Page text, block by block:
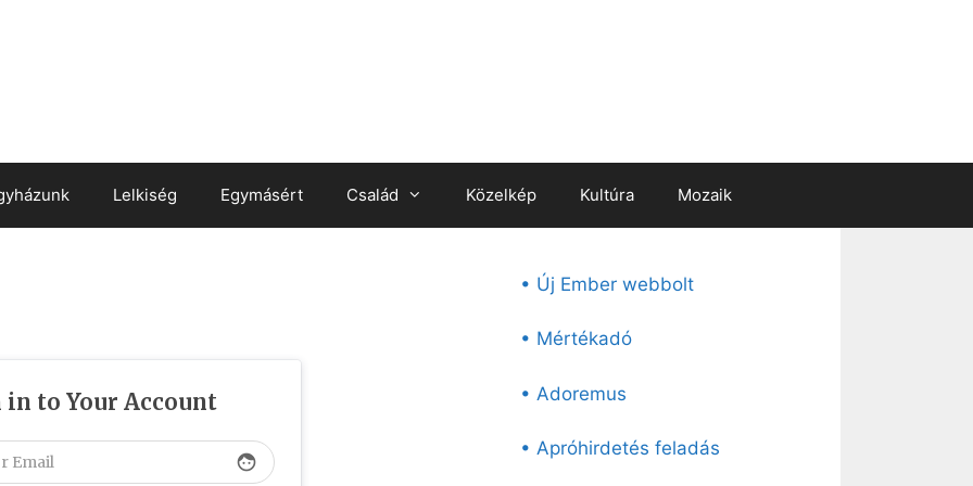
Lelkiség Egymásért Család Közelkép Kultúra Mozaik
in to Your Account
face
• Új Ember webbolt
• Mértékadó
• Adoremus
• Apróhirdetés feladás